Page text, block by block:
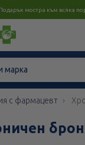
с магистър-
с фармацевт